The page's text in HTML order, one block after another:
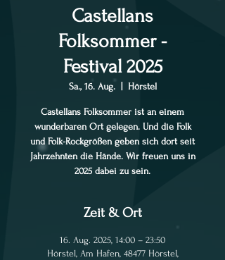
Castellans
Folksommer -
Festival 2025
Sa., 16. Aug.
  |
Hörstel
Castellans Folksommer ist an einem
wunderbaren Ort gelegen. Und die Folk
und Folk-Rockgrößen geben sich dort seit
Jahrzehnten die Hände. Wir freuen uns in
2025 dabei zu sein.
Zeit & Ort
16. Aug. 2025, 14:00 – 23:50
Hörstel, Am Hafen, 48477 Hörstel,